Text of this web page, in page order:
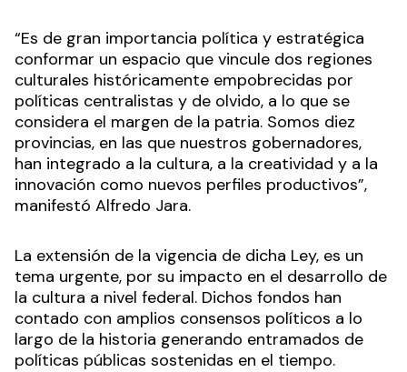
“Es de gran importancia política y estratégica
conformar un espacio que vincule dos regiones
culturales históricamente empobrecidas por
políticas centralistas y de olvido, a lo que se
considera el margen de la patria. Somos diez
provincias, en las que nuestros gobernadores,
han integrado a la cultura, a la creatividad y a la
innovación como nuevos perfiles productivos”,
manifestó Alfredo Jara.
La extensión de la vigencia de dicha Ley, es un
tema urgente, por su impacto en el desarrollo de
la cultura a nivel federal. Dichos fondos han
contado con amplios consensos políticos a lo
largo de la historia generando entramados de
políticas públicas sostenidas en el tiempo.